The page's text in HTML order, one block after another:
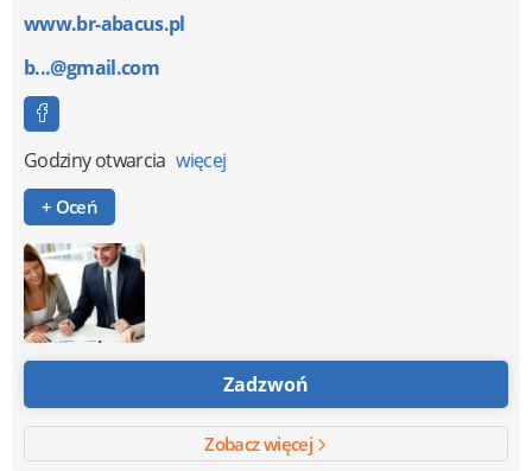
www.br-abacus.pl
b...@gmail.com
Godziny otwarcia więcej
+ Oceń
Zadzwoń
Zobacz więcej